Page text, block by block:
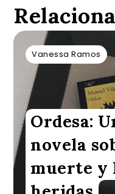
Vanessa Ramos
Ordesa:
novela
muerte y